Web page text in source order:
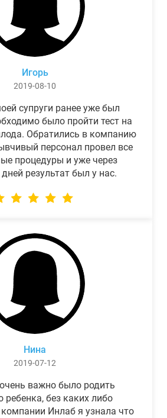
Игорь
2019-08-10
супруги ранее уже был
было пройти тест на
Обратились в компанию
персонал провел все
процедуры и уже через
результат был у нас.
Нина
2019-07-12
важно было родить
ребенка, без каких либо
Инлаб я узнала что